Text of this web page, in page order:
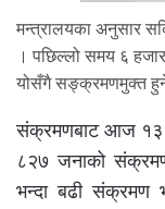
मन्त्रालयका अनुसार
। पछिल्लो समय ६
योसँगै सङ्क्रमणमुक्त
संक्रमणबाट आज १३
८२७ जनाको
भन्दा बढी संक्रमण